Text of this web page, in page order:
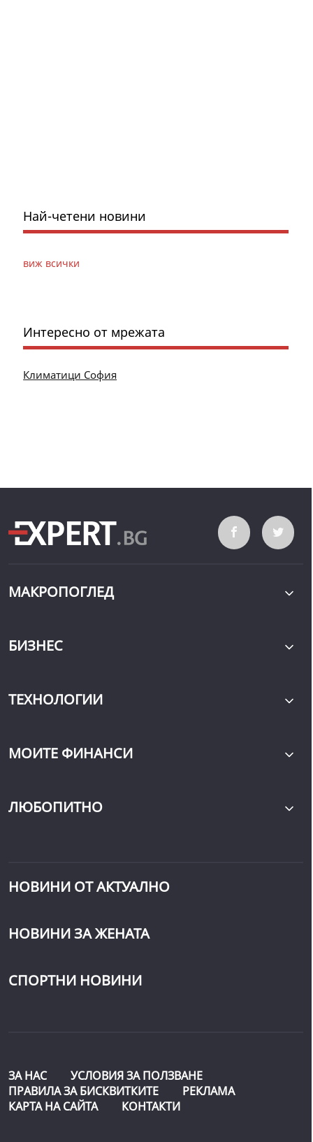
Най-четени новини
виж всички
Интересно от мрежата
Климатици София
МАКРОПОГЛЕД
БИЗНЕС
ТЕХНОЛОГИИ
МОИТЕ ФИНАНСИ
ЛЮБОПИТНО
НОВИНИ ОТ АКТУАЛНО
НОВИНИ ЗА ЖЕНАТА
СПОРТНИ НОВИНИ
ЗА НАС
УСЛОВИЯ ЗА ПОЛЗВАНЕ
ПРАВИЛА ЗА БИСКВИТКИТЕ
РЕКЛАМА
КАРТА НА САЙТА
КОНТАКТИ